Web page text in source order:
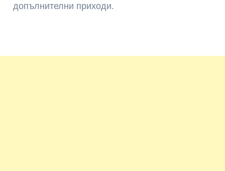
допълнителни приходи.